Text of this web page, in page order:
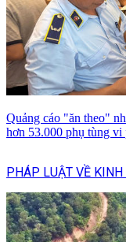
Quảng cáo "ăn theo"
hơn 53.000 phụ tùng vi
PHÁP LUẬT VỀ KINH